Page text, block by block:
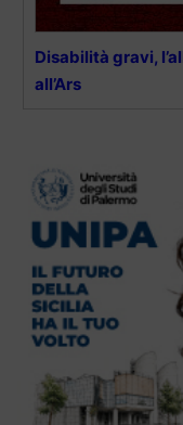
Disabilità gravi,
all’Ars